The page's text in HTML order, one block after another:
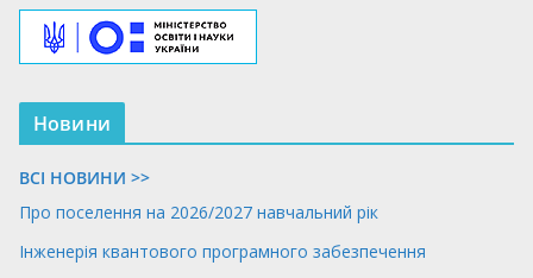
Новини
ВСІ НОВИНИ >>
Про поселення на 2026/2027 навчальний рік
Інженерія квантового програмного забезпечення